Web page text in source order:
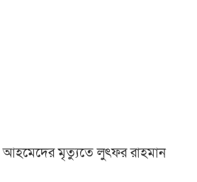
আহমেদের মৃত্যুতে লুৎফর রাহমান